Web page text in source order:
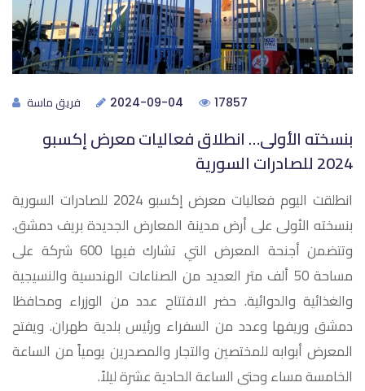
فريق ماسة 2024-09-04 17857
بنسخته الأولى… انطلاق فعاليات معرض إكسبو
2024 للصادرات السورية
انطلقت اليوم فعاليات معرض إكسبو 2024 للصادرات السورية
بنسخته الأولى على أرض مدينة المعارض الجديدة بريف دمشق.
وتتضمن أجنحة المعرض التي تشارك فيها 600 شركة على
مساحة 50 ألف متر العديد من الصناعات الهندسية والنسيجية
والغذائية والدوائية. حضر الافتتاح عدد من الوزراء ومحافظا
دمشق وريفها وعدد من السفراء ورئيس بلدية طهران. ويفتح
المعرض أبوابه للمختصين والتجار والمصدرين يومياً من الساعة
الخامسة مساء وحتى الساعة الحادية عشرة ليلاً.